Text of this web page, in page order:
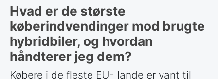
Hvad er de største
køberindvendinger mod brugte
hybridbiler, og hvordan
håndterer jeg dem?
Købere i de fleste EU- lande er vant til